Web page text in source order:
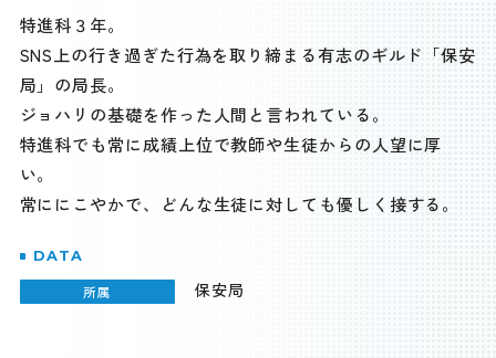
特進科３年。
SNS上の行き過ぎた行為を取り締まる有志のギルド「保安
局」の局長。
ジョハリの基礎を作った人間と言われている。
特進科でも常に成績上位で教師や生徒からの人望に厚
い。
常ににこやかで、どんな生徒に対しても優しく接する。
DATA
所属 保安局